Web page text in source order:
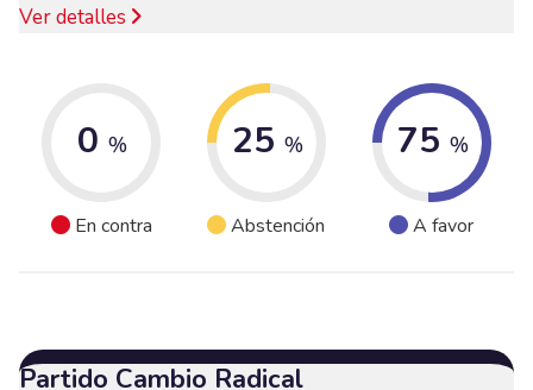
Ver detalles
0 %
En contra
25 %
Abstención
75 %
A favor
Partido Cambio Radical